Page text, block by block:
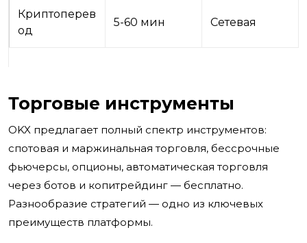
Криптоперев
од
5-60 мин Сетевая
Торговые инструменты
OKX предлагает полный спектр инструментов:
спотовая и маржинальная торговля, бессрочные
фьючерсы, опционы, автоматическая торговля
через ботов и копитрейдинг — бесплатно.
Разнообразие стратегий — одно из ключевых
преимуществ платформы.